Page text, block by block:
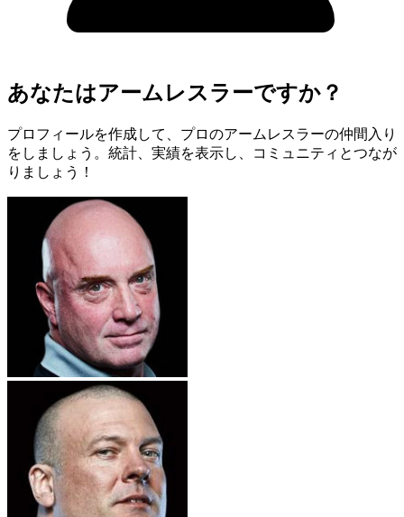
あなたはアームレスラーですか？
プロフィールを作成して、プロのアームレスラーの仲間入り
をしましょう。統計、実績を表示し、コミュニティとつなが
りましょう！